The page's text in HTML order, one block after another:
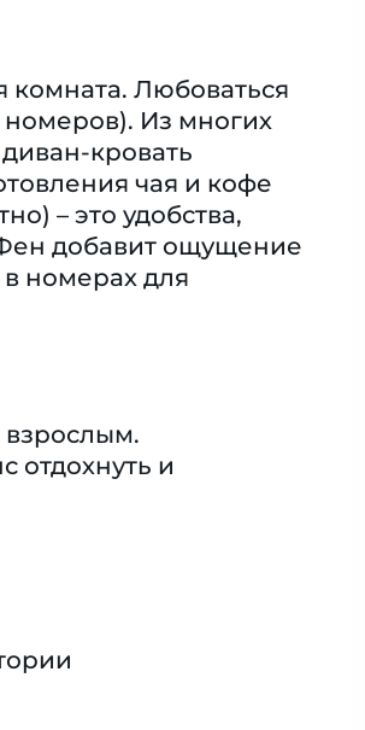
комната. Любоваться
номеров). Из многих
кровать
чая и кофе
– это удобства,
добавит ощущение
номерах для
отдохнуть и